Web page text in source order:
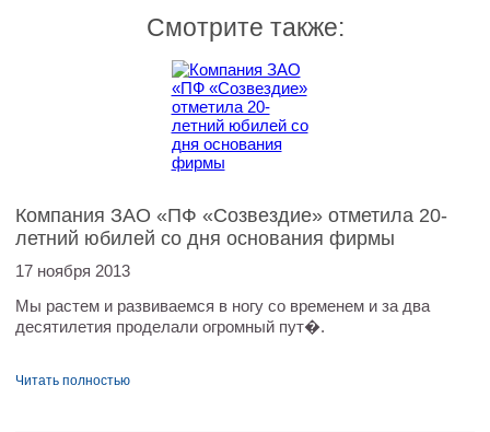
Смотрите также:
Компания ЗАО «ПФ «Созвездие» отметила 20-
летний юбилей со дня основания фирмы
17 ноября 2013
Мы растем и развиваемся в ногу со временем и за два
десятилетия проделали огромный пут�.
Читать полностью